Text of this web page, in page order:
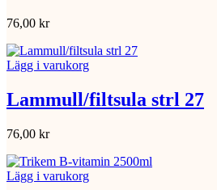
76,00 kr
Lägg i varukorg
Lammull/filtsula strl 27
76,00 kr
Lägg i varukorg